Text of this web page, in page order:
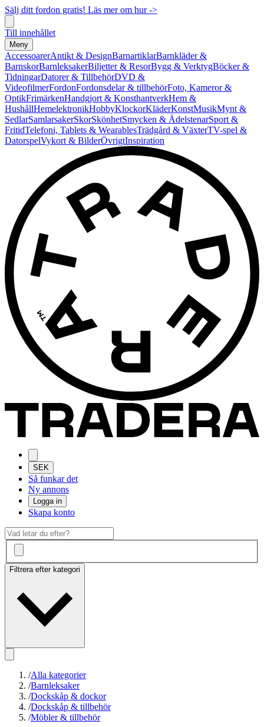
Sälj ditt fordon gratis! Läs mer om hur ->
Till innehållet
Meny
AccessoarerAntikt & DesignBarnartiklarBarnkläder &
BarnskorBarnleksakerBiljetter & ResorBygg & VerktygBöcker &
TidningarDatorer & TillbehörDVD &
VideofilmerFordonFordonsdelar & tillbehörFoto, Kameror &
OptikFrimärkenHandgjort & KonsthantverkHem &
HushållHemelektronikHobbyKlockorKläderKonstMusikMynt &
SedlarSamlarsakerSkorSkönhetSmycken & ÄdelstenarSport &
FritidTelefoni, Tablets & WearablesTrädgård & VäxterTV-spel &
DatorspelVykort & BilderÖvrigtInspiration
SEK
Så funkar det
Ny annons
Logga in
Skapa konto
Filtrera efter kategori
/Alla kategorier
/Barnleksaker
/Dockskåp & dockor
/Dockskåp & tillbehör
/Möbler & tillbehör